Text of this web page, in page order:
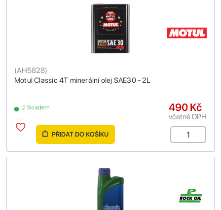
Motul Classic 4T minerální olej SAE30 - 2L
(AH5828)
2 Skladem 490 Kč
včetně DPH
PŘIDAT DO KOŠÍKU